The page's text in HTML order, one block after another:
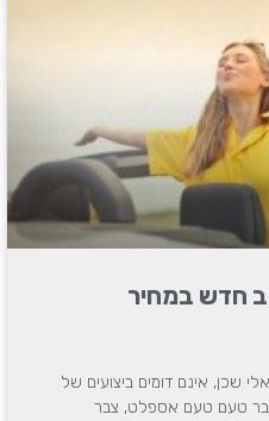
רכב חדש במחיר
שכן, אינם דומים ביצועים של
שכבר טעם טעם אספלט, צבר